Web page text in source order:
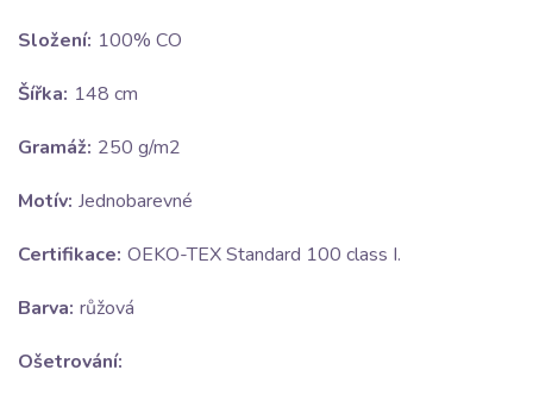
Složení: 100% CO
Šířka: 148 cm
Gramáž: 250 g/m2
Motív: Jednobarevné
Certifikace: OEKO-TEX Standard 100 class I.
Barva: růžová
Ošetrování: